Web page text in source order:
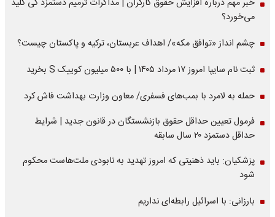
خبر مهم درباره افزایش حقوق کارگران | مذاکرات ترمیم دستمزد کی کلید
می‌خورد؟
چشم انداز «توافق مکه»/ اهداف عربستان، ترکیه و پاکستان چیست؟
ثبت نام سایپا امروز ۱۷ مرداد ۱۴۰۵ | با ۵۰۰ میلیون کوییک S بخرید
حمله به لامرد با بمب‌های فسفری/ معاون وزارت بهداشت فاش کرد
فرمول تعیین حداقل حقوق بازنشستگان در قانون جدید | شرایط
حداقل دستمزد ۲۰ سال سابقه
پزشکیان: باید ذهنیتی که امروز تهدید به نابودی ملت‌هاست محکوم
شود
بارزانی: با اسرائیل رابطه‌ای نداریم